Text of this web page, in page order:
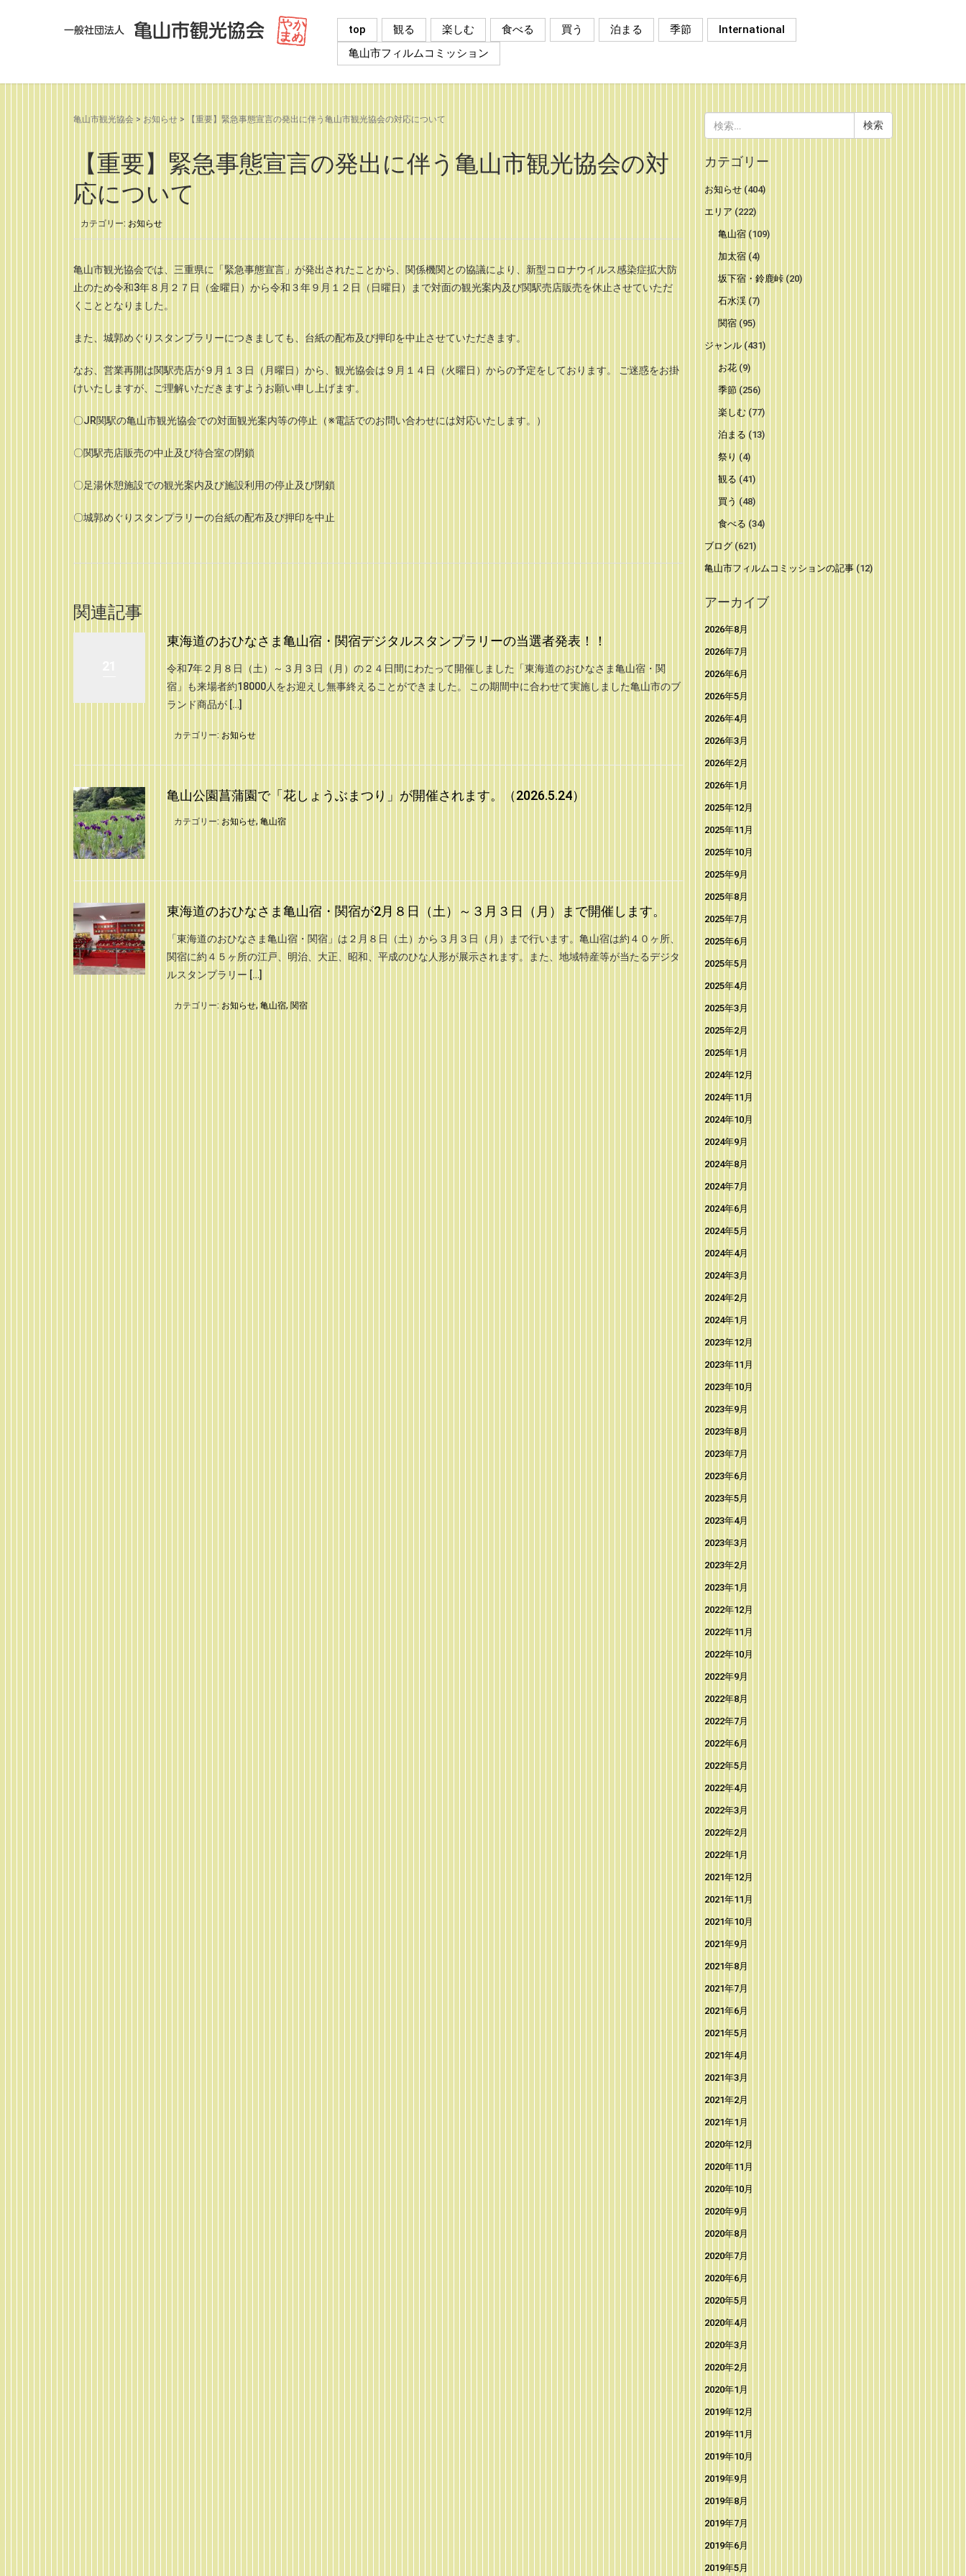
top 観る 楽しむ 食べる 買う 泊まる 季節
International
亀山市フィルムコミッション
亀山市観光協会 > お知らせ > 【重要】緊急事態宣言の発出に伴う亀山市観光協会の対応について
【重要】緊急事態宣言の発出に伴う亀山市観光協会の対
応について
カテゴリー: お知らせ
亀山市観光協会では、三重県に「緊急事態宣言」が発出されたことから、関係機関との協議により、新型コロナウイルス感染症拡大防
止のため令和3年８月２７日（金曜日）から令和３年９月１２日（日曜日）まで対面の観光案内及び関駅売店販売を休止させていただ
くこととなりました。
また、城郭めぐりスタンプラリーにつきましても、台紙の配布及び押印を中止させていただきます。
なお、営業再開は関駅売店が９月１３日（月曜日）から、観光協会は９月１４日（火曜日）からの予定をしております。 ご迷惑をお掛
けいたしますが、ご理解いただきますようお願い申し上げます。
〇JR関駅の亀山市観光協会での対面観光案内等の停止（※電話でのお問い合わせには対応いたします。）
〇関駅売店販売の中止及び待合室の閉鎖
〇足湯休憩施設での観光案内及び施設利用の停止及び閉鎖
〇城郭めぐりスタンプラリーの台紙の配布及び押印を中止
関連記事
東海道のおひなさま亀山宿・関宿デジタルスタンプラリーの当選者発表！！
令和7年２月８日（土）～３月３日（月）の２４日間にわたって開催しました「東海道のおひなさま亀山宿・関
宿」も来場者約18000人をお迎えし無事終えることができました。 この期間中に合わせて実施しました亀山市のブ
ランド商品が […]
カテゴリー: お知らせ
亀山公園菖蒲園で「花しょうぶまつり」が開催されます。（2026.5.24）
カテゴリー: お知らせ, 亀山宿
東海道のおひなさま亀山宿・関宿が2月８日（土）～３月３日（月）まで開催します。
「東海道のおひなさま亀山宿・関宿」は２月８日（土）から３月３日（月）まで行います。亀山宿は約４０ヶ所、
関宿に約４５ヶ所の江戸、明治、大正、昭和、平成のひな人形が展示されます。また、地域特産等が当たるデジタ
ルスタンプラリー […]
カテゴリー: お知らせ, 亀山宿, 関宿
索:
カテゴリー
お知らせ(404)
エリア (222)
亀山宿 (109)
加太宿 (4)
坂下宿・鈴鹿峠 (20)
石水渓 (7)
関宿 (95)
ジャンル(431)
お花 (9)
季節 (256)
楽しむ (77)
泊まる (13)
祭り (4)
観る (41)
買う (48)
食べる (34)
ブログ(621)
亀山市フィルムコミッションの記事(12)
アーカイブ
2026年8月
2026年7月
2026年6月
2026年5月
2026年4月
2026年3月
2026年2月
2026年1月
2025年12月
2025年11月
2025年10月
2025年9月
2025年8月
2025年7月
2025年6月
2025年5月
2025年4月
2025年3月
2025年2月
2025年1月
2024年12月
2024年11月
2024年10月
2024年9月
2024年8月
2024年7月
2024年6月
2024年5月
2024年4月
2024年3月
2024年2月
2024年1月
2023年12月
2023年11月
2023年10月
2023年9月
2023年8月
2023年7月
2023年6月
2023年5月
2023年4月
2023年3月
2023年2月
2023年1月
2022年12月
2022年11月
2022年10月
2022年9月
2022年8月
2022年7月
2022年6月
2022年5月
2022年4月
2022年3月
2022年2月
2022年1月
2021年12月
2021年11月
2021年10月
2021年9月
2021年8月
2021年7月
2021年6月
2021年5月
2021年4月
2021年3月
2021年2月
2021年1月
2020年12月
2020年11月
2020年10月
2020年9月
2020年8月
2020年7月
2020年6月
2020年5月
2020年4月
2020年3月
2020年2月
2020年1月
2019年12月
2019年11月
2019年10月
2019年9月
2019年8月
2019年7月
2019年6月
2019年5月